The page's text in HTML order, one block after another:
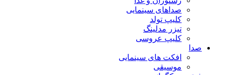
صداهای سینمایی
کلیپ تولد
تیزر مدلینگ
کلیپ عروسی
صدا
افکت های سینمایی
موسیقی